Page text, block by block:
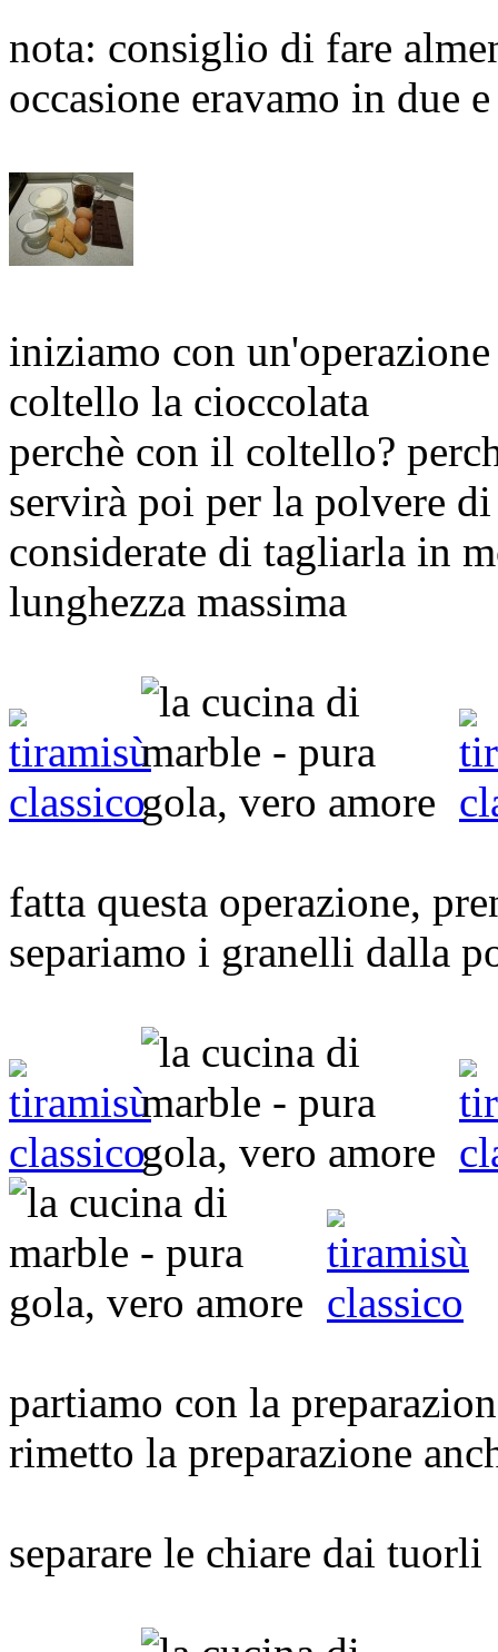
nota: consiglio di fare
occasione eravamo in due
iniziamo con
coltello la cioccolata
perchè con il coltello?
servirà poi per la polvere
considerate di tagliarla in
lunghezza massima
fatta questa operazione,
separiamo i granelli dalla
partiamo con la
rimetto la preparazione
separare le chiare dai tuorli